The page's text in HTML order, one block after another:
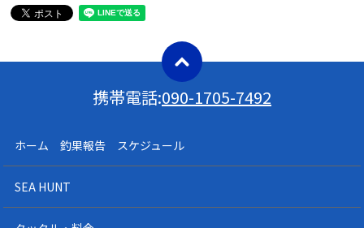
携帯電話:090-1705-7492
ホーム 釣果報告 スケジュール
SEA HUNT